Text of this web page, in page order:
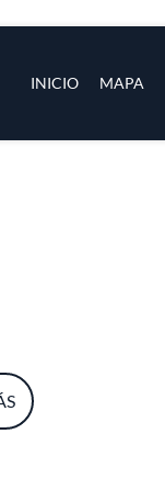
INICIO MAPA